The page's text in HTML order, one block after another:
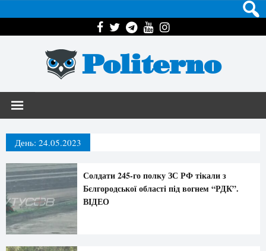
Politerno
День: 24.05.2023
Солдати 245-го полку ЗС РФ тікали з
Бєлгородської області під вогнем “РДК”.
ВIДЕО